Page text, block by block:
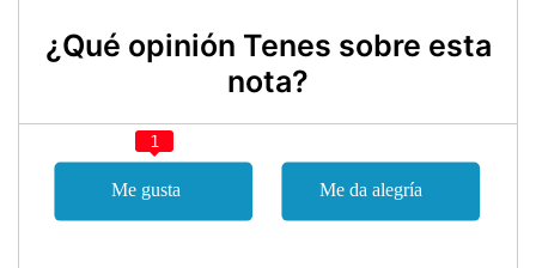
¿Qué opinión Tenes sobre esta
nota?
1